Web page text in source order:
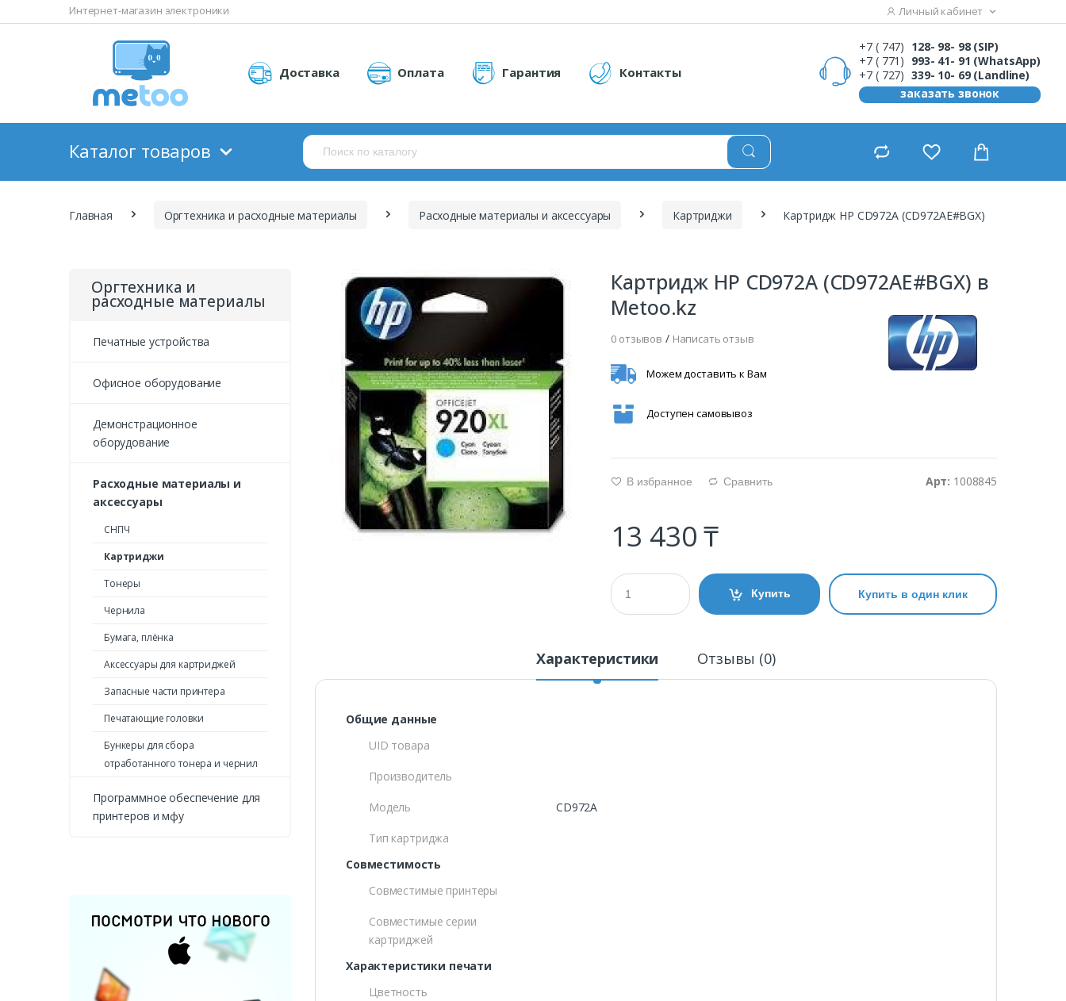
Интернет-магазин электроники Личный кабинет
Доставка Оплата Гарантия Контакты
+7 ( 747) 128- 98- 98 (SIP)
+7 ( 771) 993- 41- 91 (WhatsApp)
+7 ( 727) 339- 10- 69 (Landline)
заказать звонок
Каталог товаров
Главная Оргтехника и расходные материалы Расходные материалы и аксессуары Картриджи Картридж HP CD972A (CD972AE#BGX)
Оргтехника и
расходные материалы
Печатные устройства
Офисное оборудование
Демонстрационное
оборудование
Расходные материалы и
аксессуары
СНПЧ
Картриджи
Тонеры
Чернила
Бумага, плёнка
Аксессуары для картриджей
Запасные части принтера
Печатающие головки
Бункеры для сбора
отработанного тонера и чернил
Программное обеспечение для
принтеров и мфу
Картридж HP CD972A (CD972AE#BGX) в
Metoo.kz
0 отзывов / Написать отзыв
Можем доставить к Вам
Доступен самовывоз
Арт: 1008845
g В избранное d Сравнить
13 430 ₸
Купить Купить в один клик
Характеристики Отзывы (0)
Общие данные
UID товара
Производитель
Модель CD972A
Тип картриджа
Совместимость
Совместимые принтеры
Совместимые серии
картриджей
Характеристики печати
Цветность